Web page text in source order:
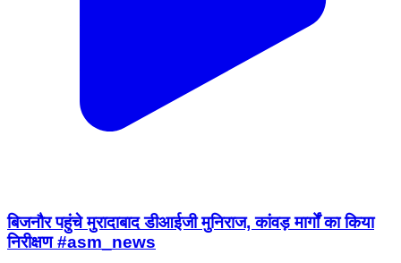
बिजनौर पहुंचे मुरादाबाद डीआईजी मुनिराज, कांवड़ मार्गों का किया
निरीक्षण #asm_news